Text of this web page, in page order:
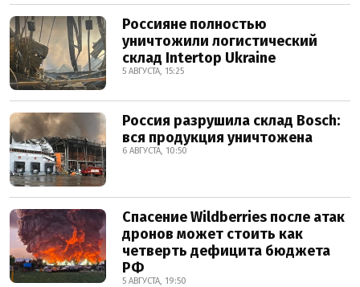
Россияне полностью
уничтожили логистический
склад Intertop Ukraine
5 АВГУСТА, 15:25
Россия разрушила склад Bosch:
вся продукция уничтожена
6 АВГУСТА, 10:50
Спасение Wildberries после атак
дронов может стоить как
четверть дефицита бюджета
РФ
5 АВГУСТА, 19:50